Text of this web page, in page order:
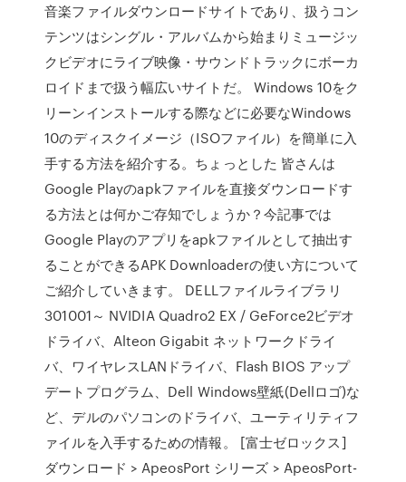
音楽ファイルダウンロードサイトであり、扱うコン
テンツはシングル・アルバムから始まりミュージッ
クビデオにライブ映像・サウンドトラックにボーカ
ロイドまで扱う幅広いサイトだ。 Windows 10をク
リーンインストールする際などに必要なWindows
10のディスクイメージ（ISOファイル）を簡単に入
手する方法を紹介する。ちょっとした 皆さんは
Google Playのapkファイルを直接ダウンロードす
る方法とは何かご存知でしょうか？今記事では
Google Playのアプリをapkファイルとして抽出す
ることができるAPK Downloaderの使い方について
ご紹介していきます。 DELLファイルライブラリ
301001～ NVIDIA Quadro2 EX / GeForce2ビデオ
ドライバ、Alteon Gigabit ネットワークドライ
バ、ワイヤレスLANドライバ、Flash BIOS アップ
デートプログラム、Dell Windows壁紙(Dellロゴ)な
ど、デルのパソコンのドライバ、ユーティリティフ
ァイルを入手するための情報。 [富士ゼロックス]
ダウンロード > ApeosPort シリーズ > ApeosPort-